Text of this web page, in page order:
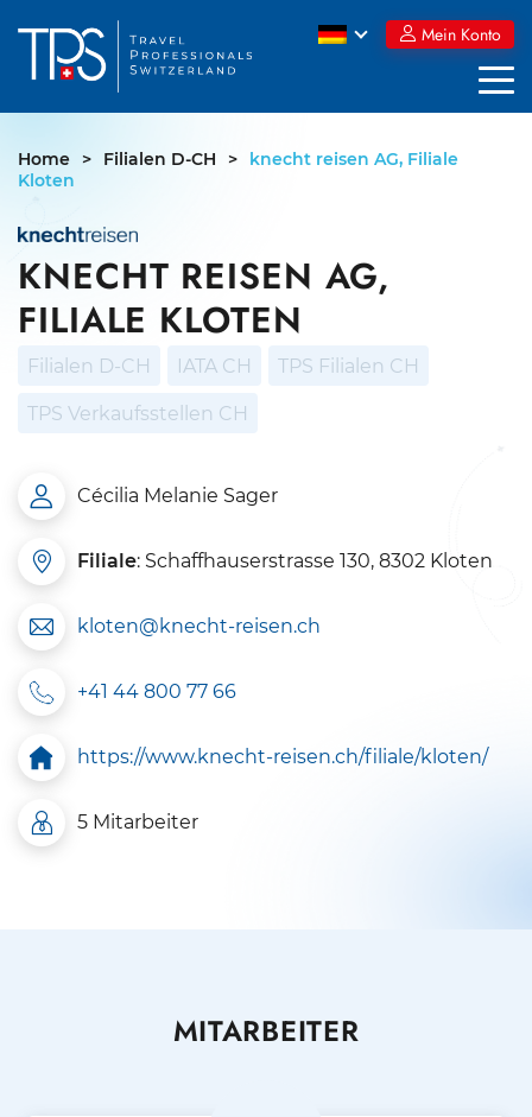
to
content
Mein Konto
Home > Filialen D-CH >
knecht reisen AG, Filiale
Kloten
KNECHT REISEN AG,
FILIALE KLOTEN
Filialen D-CH IATA CH TPS Filialen CH
TPS Verkaufsstellen CH
Cécilia Melanie Sager
Filiale: Schaffhauserstrasse 130, 8302 Kloten
kloten@knecht-reisen.ch
+41 44 800 77 66
https://www.knecht-reisen.ch/filiale/kloten/
5 Mitarbeiter
MITARBEITER